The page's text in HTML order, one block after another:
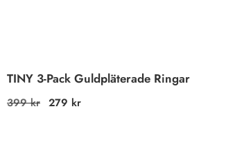
TINY 3-Pack Guldpläterade Ringar
Ordinarie
399 kr Reapris
279 kr